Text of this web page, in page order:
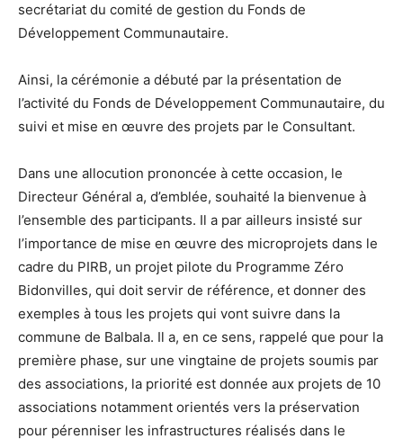
secrétariat du comité de gestion du Fonds de
Développement Communautaire.
Ainsi, la cérémonie a débuté par la présentation de
l’activité du Fonds de Développement Communautaire, du
suivi et mise en œuvre des projets par le Consultant.
Dans une allocution prononcée à cette occasion, le
Directeur Général a, d’emblée, souhaité la bienvenue à
l’ensemble des participants. Il a par ailleurs insisté sur
l’importance de mise en œuvre des microprojets dans le
cadre du PIRB, un projet pilote du Programme Zéro
Bidonvilles, qui doit servir de référence, et donner des
exemples à tous les projets qui vont suivre dans la
commune de Balbala. Il a, en ce sens, rappelé que pour la
première phase, sur une vingtaine de projets soumis par
des associations, la priorité est donnée aux projets de 10
associations notamment orientés vers la préservation
pour pérenniser les infrastructures réalisés dans le